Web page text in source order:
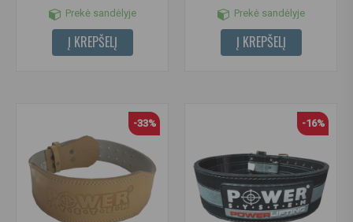
Prekė sandėlyje
Į KREPŠELĮ
Prekė sandėlyje
Į KREPŠELĮ
-33% -16%